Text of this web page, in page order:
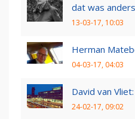
dat was anders
13-03-17, 10:03
Herman
04-03-17, 04:03
David van
24-02-17, 09:02